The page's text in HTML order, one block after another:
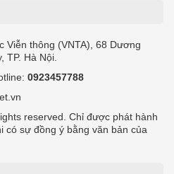
Viễn thông (VNTA), 68 Dương
TP. Hà Nội.
0923457788
reserved. Chỉ được phát hành
có sự đồng ý bằng văn bản của